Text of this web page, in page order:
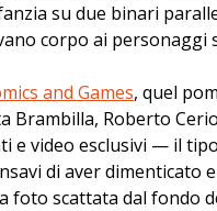
su due binari
corpo ai personaggi
and Games, quel
Brambilla, Roberto
e video esclusivi — il
di aver dimenticato
foto scattata dal fondo